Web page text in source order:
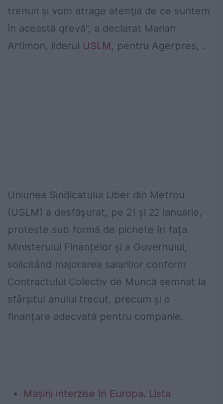
trenuri şi vom atrage atenţia de ce suntem
în această grevă", a declarat Marian
Artimon, liderul USLM, pentru Agerpres, .
Uniunea Sindicatului Liber din Metrou
(USLM) a desfășurat, pe 21 și 22 ianuarie,
proteste sub formă de pichete în fața
Ministerului Finanțelor și a Guvernului,
solicitând majorarea salariilor conform
Contractului Colectiv de Muncă semnat la
sfârșitul anului trecut, precum și o
finanțare adecvată pentru companie.
Mașini interzise în Europa. Lista